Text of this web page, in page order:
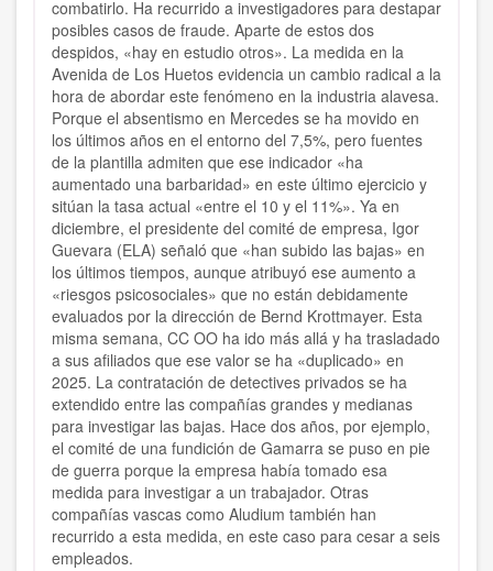
combatirlo. Ha recurrido a investigadores para destapar
posibles casos de fraude. Aparte de estos dos
despidos, «hay en estudio otros». La medida en la
Avenida de Los Huetos evidencia un cambio radical a la
hora de abordar este fenómeno en la industria alavesa.
Porque el absentismo en Mercedes se ha movido en
los últimos años en el entorno del 7,5%, pero fuentes
de la plantilla admiten que ese indicador «ha
aumentado una barbaridad» en este último ejercicio y
sitúan la tasa actual «entre el 10 y el 11%». Ya en
diciembre, el presidente del comité de empresa, Igor
Guevara (ELA) señaló que «han subido las bajas» en
los últimos tiempos, aunque atribuyó ese aumento a
«riesgos psicosociales» que no están debidamente
evaluados por la dirección de Bernd Krottmayer. Esta
misma semana, CC OO ha ido más allá y ha trasladado
a sus afiliados que ese valor se ha «duplicado» en
2025. La contratación de detectives privados se ha
extendido entre las compañías grandes y medianas
para investigar las bajas. Hace dos años, por ejemplo,
el comité de una fundición de Gamarra se puso en pie
de guerra porque la empresa había tomado esa
medida para investigar a un trabajador. Otras
compañías vascas como Aludium también han
recurrido a esta medida, en este caso para cesar a seis
empleados.